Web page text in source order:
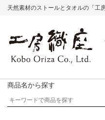
天然素材のストールとタオルの「工
商品名から探す